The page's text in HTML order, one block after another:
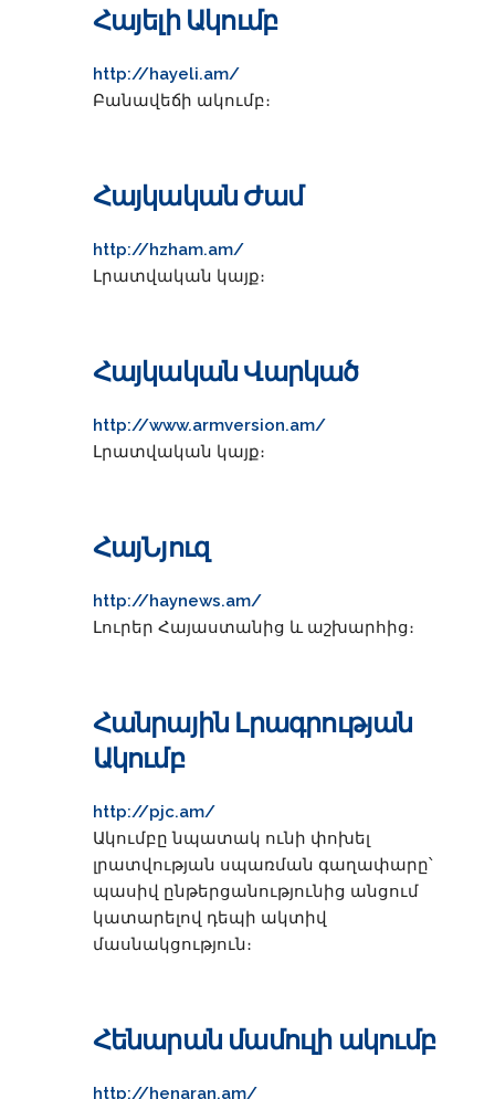
Հայելի Ակումբ
http://hayeli.am/
Բանավեճի ակումբ։
Հայկական Ժամ
http://hzham.am/
Լրատվական կայք։
Հայկական Վարկած
http://www.armversion.am/
Լրատվական կայք։
ՀայՆյուզ
http://haynews.am/
Լուրեր Հայաստանից և աշխարհից։
Հանրային Լրագրության
Ակումբ
http://pjc.am/
Ակումբը նպատակ ունի փոխել
լրատվության սպառման գաղափարը՝
պասիվ ընթերցանությունից անցում
կատարելով դեպի ակտիվ
մասնակցություն։
Հենարան մամուլի ակումբ
http://henaran.am/